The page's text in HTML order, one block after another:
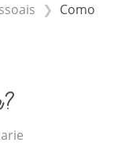
Como